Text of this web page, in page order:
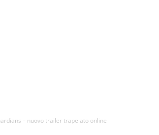
– nuovo trailer trapelato online